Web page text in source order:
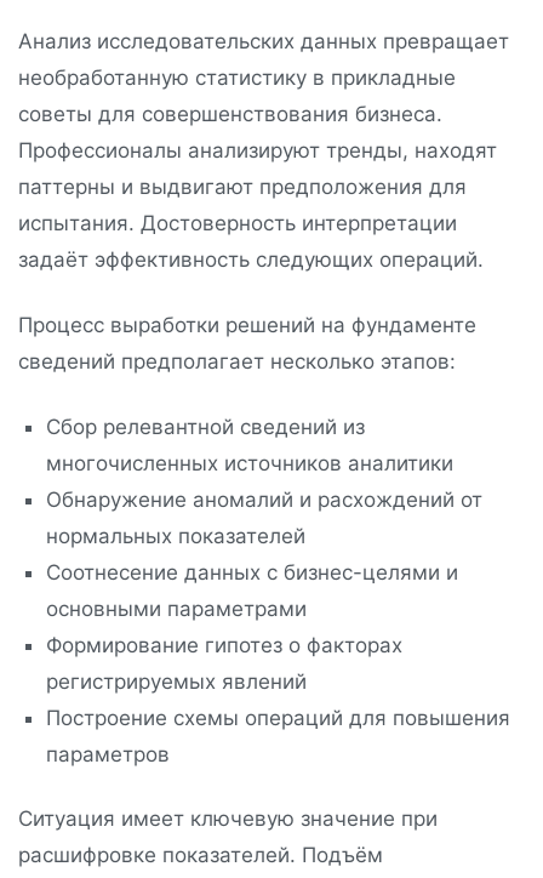
Анализ исследовательских данных превращает
необработанную статистику в прикладные
советы для совершенствования бизнеса.
Профессионалы анализируют тренды, находят
паттерны и выдвигают предположения для
испытания. Достоверность интерпретации
задаёт эффективность следующих операций.
Процесс выработки решений на фундаменте
сведений предполагает несколько этапов:
Сбор релевантной сведений из
многочисленных источников аналитики
Обнаружение аномалий и расхождений от
нормальных показателей
Соотнесение данных с бизнес-целями и
основными параметрами
Формирование гипотез о факторах
регистрируемых явлений
Построение схемы операций для повышения
параметров
Ситуация имеет ключевую значение при
расшифровке показателей. Подъём